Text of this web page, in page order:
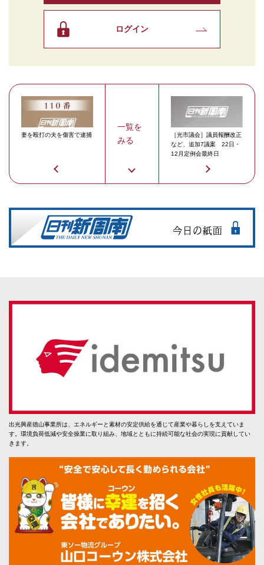
ログイン
妻を殴打の夫を傷害で逮捕
一覧を
みる
［光市議会］議員報酬改正
など、追加7議案 22日・
12月定例会最終日
出光興産徳山事業所は、エネルギーと素材の安定供給を通じて産業や暮らしを支えていま
す。環境負荷低減や安全操業に取り組み、地域とともに持続可能な社会の実現に貢献してい
きます。